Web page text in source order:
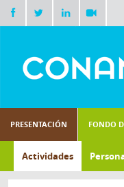
PRESENTACIÓN FONDO
Actividades